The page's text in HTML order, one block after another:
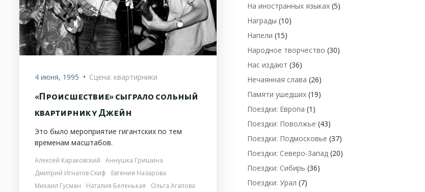
4 июня, 1995 • Сцена: квартирники
«Происшествие» сыграло сольный
квартирник у Джейн
Это было мероприятие гигантских по тем
временам масштабов.
Алексей Караковский
Аннушка Гришина
Дмитрий Игнатов Скиф
Евгения Назарова
Михаил Гусман
Наталия Беленькая Ольга Агапова
На иностранных языках (5)
Награды (10)
Напели (15)
Народное творчество (30)
Нас издают (36)
Нечаянная слава (26)
Памяти ушедших (19)
Поездки: Европа (1)
Поездки: Поволжье (43)
Поездки: Подмосковье (37)
Поездки: Северо-Запад (20)
Поездки: Сибирь (36)
Поездки: Урал (7)